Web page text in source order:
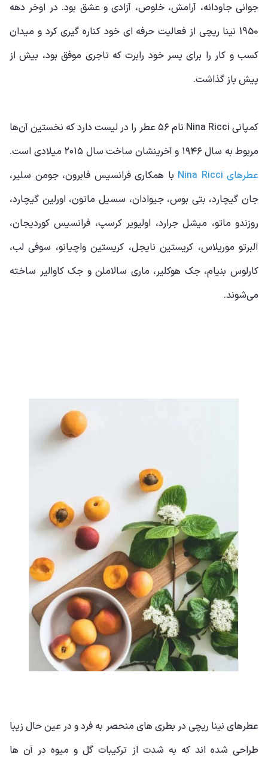
جوانی جاودانه، آرامش، خلوص، آزادی و عشق بود. در اوخر دهه
1950 نینا ریچی از فعالیت حرفه ای خود کناره گیری کرد و میدان
کسب و کار را برای پسر خود رابرت که تاجری موفق بود، بیش از
پیش باز گذاشت.
کمپانی Nina Ricci نام ۵۶ عطر را در لیست دارد که نخستین آن‌ها
مربوط به سال ۱۹۴۶ و آخرینشان ساخت سال ۲۰۱۵ میلادی است.
عطرهای Nina Ricci
با همکاری فرانسیس فابرون، جومن سلیر،
جان گیچارد، بتی بوس، جیوادان، سسیل ماتون، اورلین گیچارد،
روزندو ماتو، میشل جرارد، اولیویر کرسپ، فرانسیس کوردیجان،
آلبرتو موریلاس، کریستین نایجل، کریستین واچیانو، سوفی لب،
کارلوس بنیام، جک هوکلیر، ماری سالاملن و جک کاوالیر ساخته
می‌شوند.
عطرهای نینا ریچی در بطری های منحصر به فرد و در عین حال زیبا
طراحی شده اند که به شدت از ترکیبات گل و میوه در آن ها